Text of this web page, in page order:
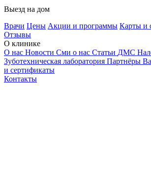
Выезд на дом
Врачи Цены Акции и программы Карты и
Отзывы
О клинике
О нас Новости Сми о нас Статьи ДМС
Зуботехническая лаборатория Партнёры
и сертификаты
Контакты